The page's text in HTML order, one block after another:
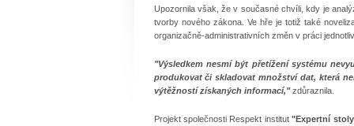
Upozornila však, že v současné chvíli, kdy je
tvorby nového zákona. Ve hře je totiž také
organizačně-administrativních změn v práci
"Výsledkem nesmí být přetížení systému
produkovat či skladovat množství dat, která
výtěžností získaných informací,"zdůraznila.
Projekt společnosti Respekt institut"Expertní